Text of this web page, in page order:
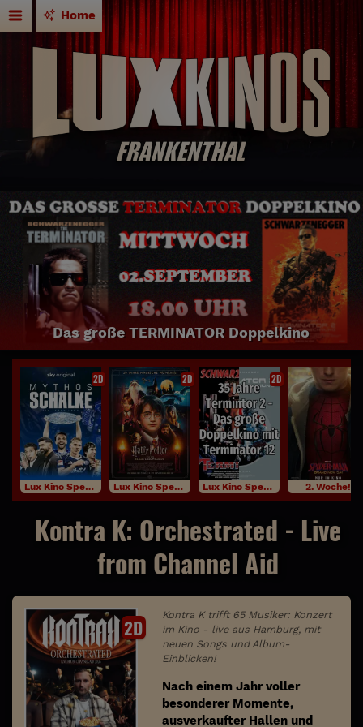
Home
Das große TERMINATOR Doppelkino
2D
Lux Kino Specials
2D
Lux Kino Specials
2D
Lux Kino Specials 2. Woche!
Kontra K: Orchestrated - Live
from Channel Aid
2D
Kontra K trifft 65 Musiker: Konzert
im Kino - live aus Hamburg, mit
neuen Songs und Album-
Einblicken!
Nach einem Jahr voller
besonderer Momente,
ausverkaufter Hallen und